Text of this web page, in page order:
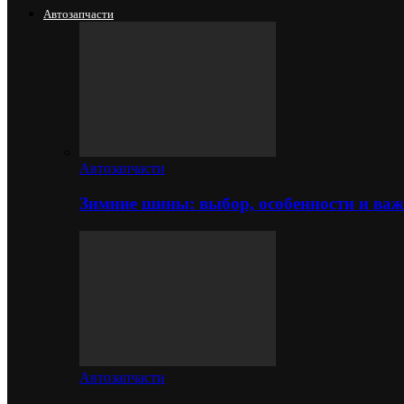
Автозапчасти
Автозапчасти
Зимние шины: выбор, особенности и
Автозапчасти